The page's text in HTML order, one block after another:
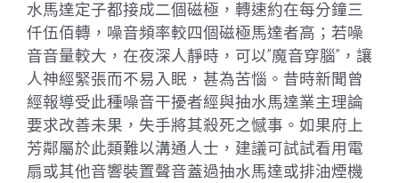
水馬達定子都接成二個磁極，轉速約在每分鐘三
仟伍佰轉，噪音頻率較四個磁極馬達者高；若噪
音音量較大，在夜深人靜時，可以”魔音穿腦”，讓
人神經緊張而不易入眠，甚為苦惱。 昔時新聞曾
經報導受此種噪音干擾者經與抽水馬達業主理論
要求改善未果，失手將其殺死之憾事。如果府上
芳鄰屬於此類難以溝通人士，建議可試試看用電
扇或其他音響裝置聲音蓋過抽水馬達或排油煙機